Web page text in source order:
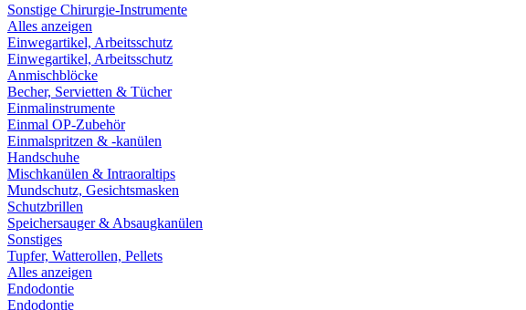
Sonstige Chirurgie-Instrumente
Alles anzeigen
Einwegartikel, Arbeitsschutz
Einwegartikel, Arbeitsschutz
Anmischblöcke
Becher, Servietten & Tücher
Einmalinstrumente
Einmal OP-Zubehör
Einmalspritzen & -kanülen
Handschuhe
Mischkanülen & Intraoraltips
Mundschutz, Gesichtsmasken
Schutzbrillen
Speichersauger & Absaugkanülen
Sonstiges
Tupfer, Watterollen, Pellets
Alles anzeigen
Endodontie
Endodontie